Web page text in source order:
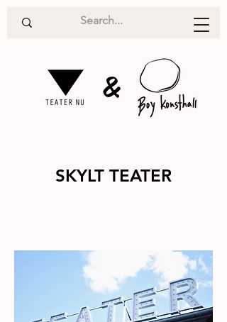
&
SKYLT TEATER